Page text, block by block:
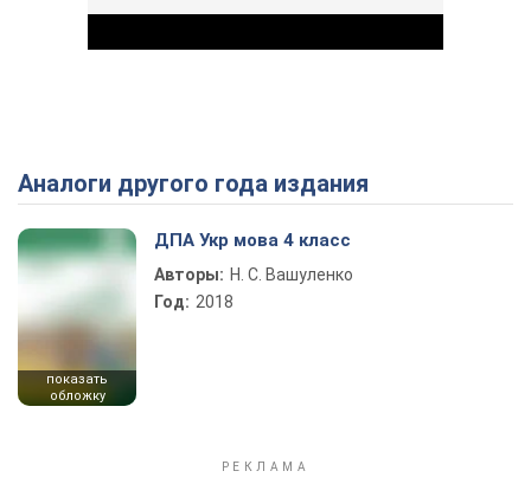
Play Video
Аналоги другого года издания
показать
обложку
ДПА Укр мова 4 класс
Авторы: Н. С. Вашуленко
Год: 2018